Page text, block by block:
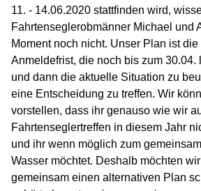
11. - 14.06.2020 stattfinden wird,
Fahrtenseglerobmänner Michael und
Moment noch nicht. Unser Plan ist
Anmeldefrist, die noch bis zum 30.04.
und dann die aktuelle Situation zu
eine Entscheidung zu treffen. Wir
vorstellen, dass ihr genauso wie wir
Fahrtenseglertreffen in diesem Jahr
und ihr wenn möglich zum
Wasser möchtet. Deshalb möchten
gemeinsam einen alternativen Plan